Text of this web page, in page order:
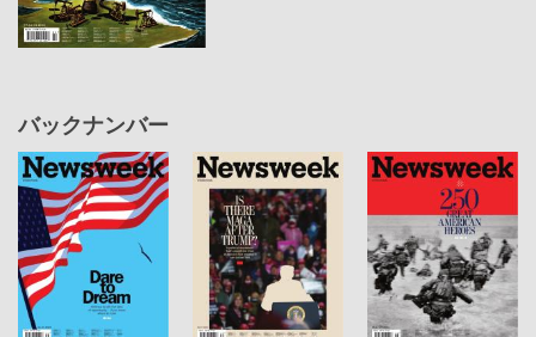
バックナンバー